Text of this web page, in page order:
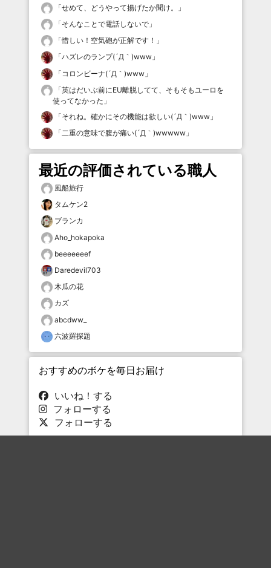
「せめて、どうやって揚げたか聞け。
」
「そんなことで電話しないで 」
「惜しい！空気砲が正解です！ 」
「ハズレのランプ(´Д｀)www 」
「 コロンビーナ(´Д｀)www 」
「英はだいぶ前にEU離脱してて、そもそもユーロを
使ってなかった 」
「それね。確かにその機能は欲しい(´Д｀)www 」
「二重の意味で腹が痛い(´Д｀)wwwww 」
最近の評価されている職人
風船旅行
タムケン2
ブランカ
Aho_hokapoka
beeeeeeef
Daredevil703
木瓜の花
カズ
abcdww_
六波羅探題
おすすめのボケを毎日お届け
いいね！する
フォローする
フォローする